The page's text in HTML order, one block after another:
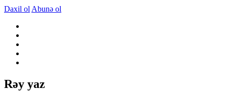
Daxil ol Abunə ol
Rəy yaz